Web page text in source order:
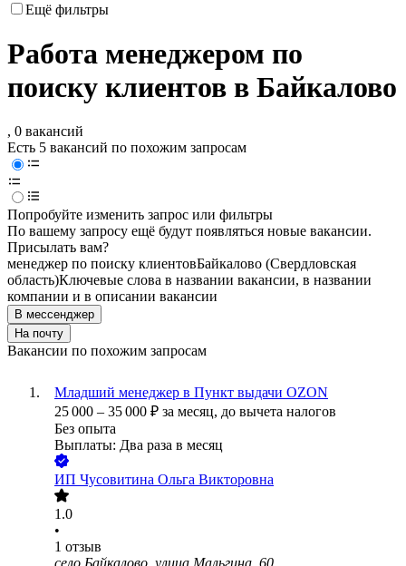
Ещё фильтры
Работа менеджером по
поиску клиентов в Байкалово
, 0 вакансий
Есть 5 вакансий по похожим запросам
Попробуйте изменить запрос или фильтры
По вашему запросу ещё будут появляться новые вакансии.
Присылать вам?
менеджер по поиску клиентовБайкалово (Свердловская
область)Ключевые слова в названии вакансии, в названии
компании и в описании вакансии
В мессенджер
На почту
Вакансии по похожим запросам
Младший менеджер в Пункт выдачи OZON
25 000 – 35 000 ₽ за месяц, до вычета налогов
Без опыта
Выплаты: Два раза в месяц
ИП Чусовитина Ольга Викторовна
1.0
•
1 отзыв